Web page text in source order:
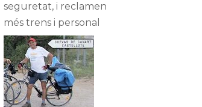
seguretat, i reclamen
més trens i personal